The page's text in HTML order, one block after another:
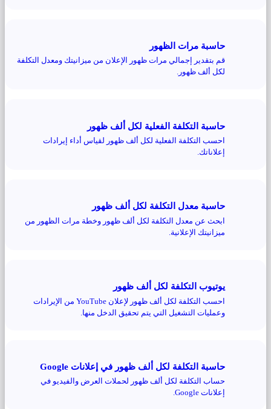
حاسبة مرات الظهور
قم بتقدير إجمالي مرات ظهور الإعلان من ميزانيتك ومعدل التكلفة
لكل ألف ظهور.
حاسبة التكلفة الفعلية لكل ألف ظهور
احسب التكلفة الفعلية لكل ألف ظهور لقياس أداء إيرادات
إعلاناتك.
حاسبة معدل التكلفة لكل ألف ظهور
ابحث عن معدل التكلفة لكل ألف ظهور وخطة مرات الظهور من
ميزانيتك الإعلانية.
يوتيوب التكلفة لكل ألف ظهور
احسب التكلفة لكل ألف ظهور لإعلان YouTube من الإيرادات
وعمليات التشغيل التي يتم تحقيق الدخل منها.
حاسبة التكلفة لكل ألف ظهور في إعلانات Google
حساب التكلفة لكل ألف ظهور لحملات العرض والفيديو في
إعلانات Google.